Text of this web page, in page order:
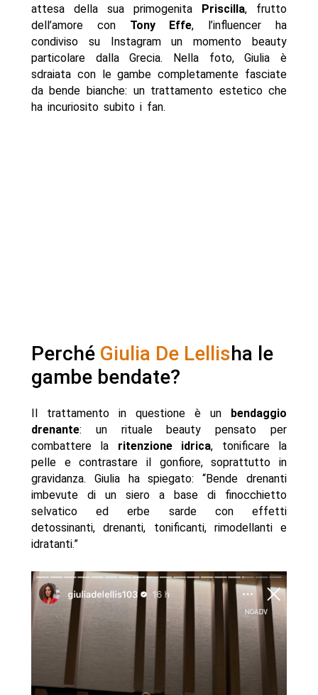
attesa della sua primogenita Priscilla, frutto
dell’amore con Tony Effe, l’influencer ha
condiviso su Instagram un momento beauty
particolare dalla Grecia. Nella foto, Giulia è
sdraiata con le gambe completamente fasciate
da bende bianche: un trattamento estetico che
ha incuriosito subito i fan.
Perché Giulia De Lellisha le
gambe bendate?
Il trattamento in questione è un bendaggio
drenante: un rituale beauty pensato per
combattere la ritenzione idrica, tonificare la
pelle e contrastare il gonfiore, soprattutto in
gravidanza. Giulia ha spiegato: “Bende drenanti
imbevute di un siero a base di finocchietto
selvatico ed erbe sarde con effetti
detossinanti, drenanti, tonificanti, rimodellanti e
idratanti.”